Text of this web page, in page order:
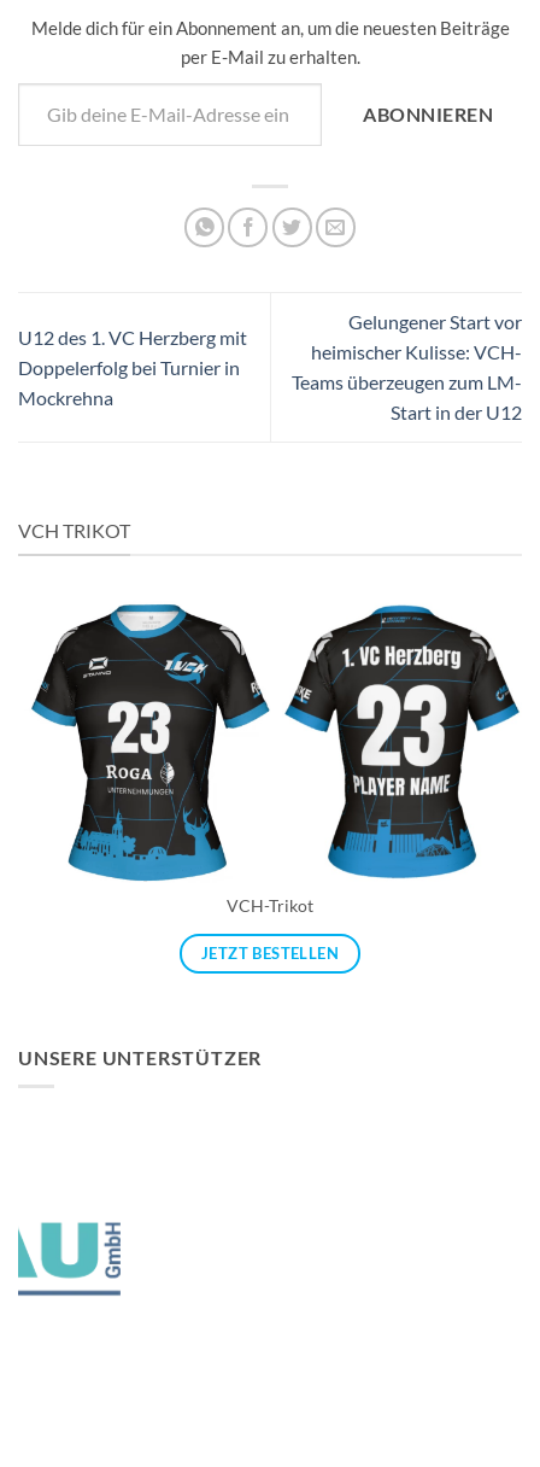
Melde dich für ein Abonnement an, um die neuesten Beiträge
per E-Mail zu erhalten.
Gib deine E-Mail-Adresse ein ...
ABONNIEREN
U12 des 1. VC Herzberg mit
Doppelerfolg bei Turnier in
Mockrehna
Gelungener Start vor
heimischer Kulisse: VCH-
Teams überzeugen zum LM-
Start in der U12
VCH TRIKOT
VCH-Trikot
JETZT BESTELLEN
UNSERE UNTERSTÜTZER